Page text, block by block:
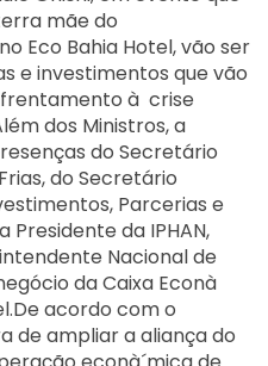
mãe do
Eco Bahia Hotel, vão ser
e investimentos que vão
à crise
dos Ministros, a
do Secretário
do Secretário
Parcerias e
Presidente da IPHAN,
Nacional de
da Caixa Econà
De acordo com o
de ampliar a aliança do